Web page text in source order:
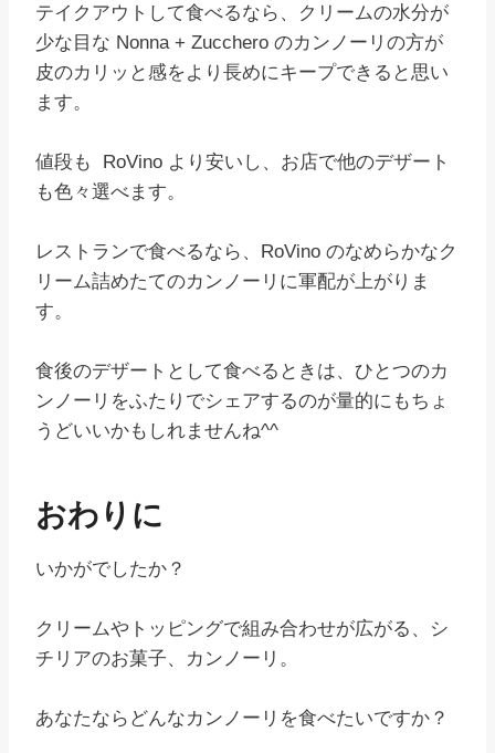
テイクアウトして食べるなら、クリームの水分が
少な目な Nonna + Zucchero のカンノーリの方が
皮のカリッと感をより長めにキープできると思い
ます。
値段も RoVino より安いし、お店で他のデザート
も色々選べます。
レストランで食べるなら、RoVino のなめらかなク
リーム詰めたてのカンノーリに軍配が上がりま
す。
食後のデザートとして食べるときは、ひとつのカ
ンノーリをふたりでシェアするのが量的にもちょ
うどいいかもしれませんね^^
おわりに
いかがでしたか？
クリームやトッピングで組み合わせが広がる、シ
チリアのお菓子、カンノーリ。
あなたならどんなカンノーリを食べたいですか？